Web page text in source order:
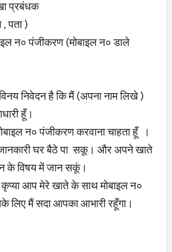
)
पंजीकरण (मोबाइल न० डाले
है कि मैं (अपना नाम लिखे )
हूँ।
न० पंजीकरण करवाना चाहता हूँ ।
घर बैठे पा सकू। और अपने खाते
के विषय में जान सकूं।
के साथ मोबाइल न०
मैं सदा आपका आभारी रहूँगा।